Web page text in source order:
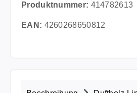
Produktnummer: 414782613
EAN: 4260268650812